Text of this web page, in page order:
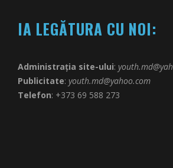
IA LEGĂTURA CU NOI:
Administrația site-ului:
Publicitate: youth.md@yahoo.com
Telefon: +373 69 588 273